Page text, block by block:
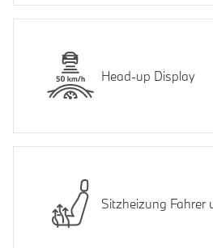
Head-up Display
Sitzheizung Fahrer